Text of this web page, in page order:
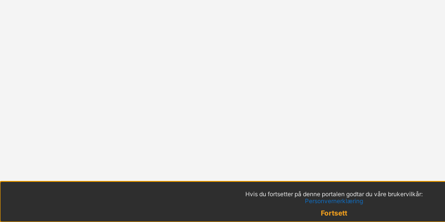
Hvis du fortsetter på denne portalen godtar du våre brukervilkår:
Personvernerklæring
Fortsett